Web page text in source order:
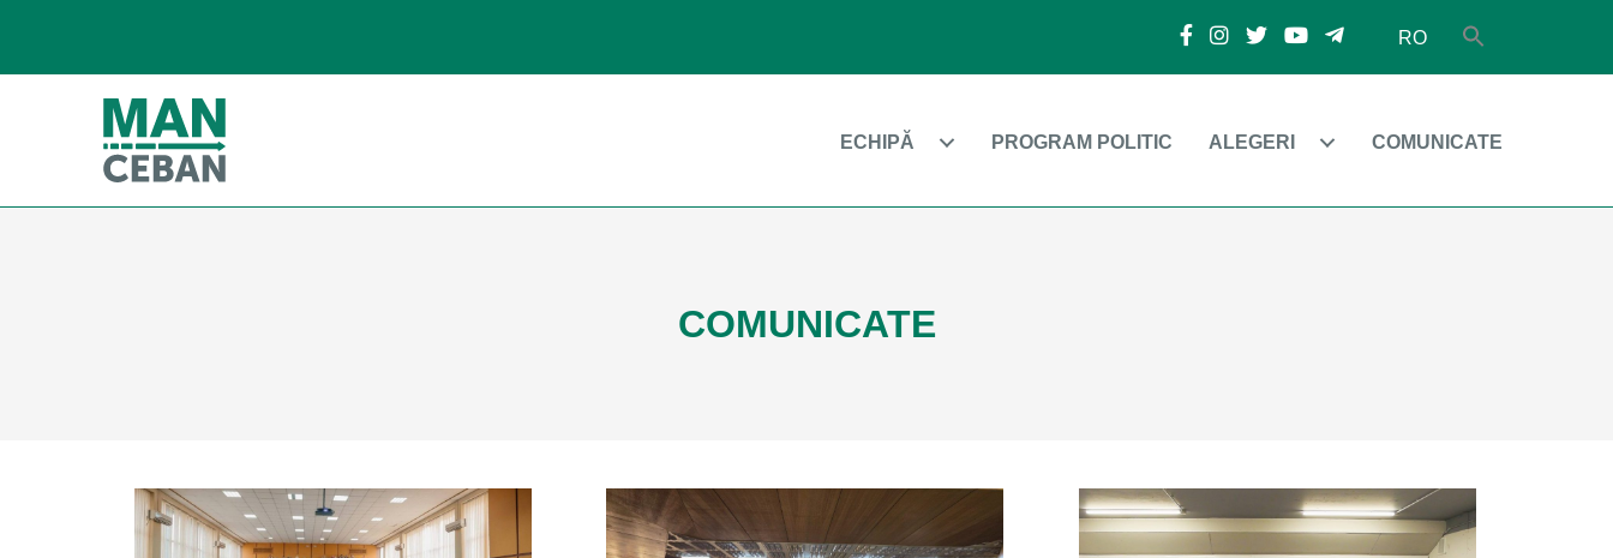
RO
ECHIPĂ PROGRAM POLITIC ALEGERI COMUNICATE
COMUNICATE